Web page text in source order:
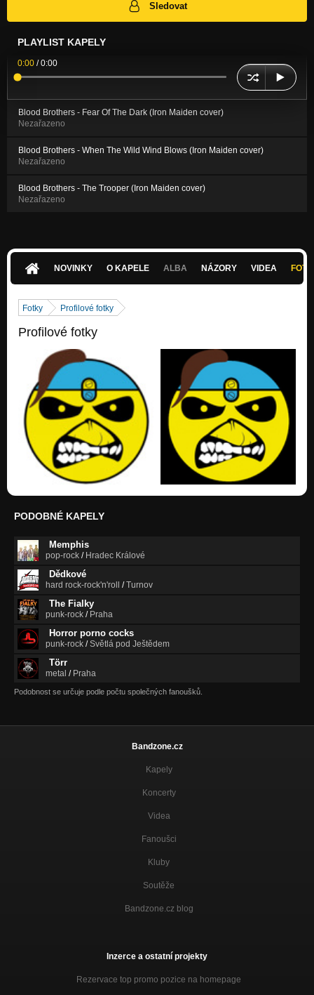
Sledovat
PLAYLIST KAPELY
0:00 /0:00
Blood Brothers - Fear Of The Dark (Iron Maiden cover)
Nezařazeno
Blood Brothers - When The Wild Wind Blows (Iron Maiden cover)
Nezařazeno
Blood Brothers - The Trooper (Iron Maiden cover)
Nezařazeno
NOVINKY O KAPELE ALBA NÁZORY VIDEA
Fotky Profilové fotky
Profilové fotky
PODOBNÉ KAPELY
Memphis
pop-rock / Hradec Králové
Dědkové
hard rock-rock'n'roll /Turnov
The Fialky
punk-rock / Praha
Horror porno cocks
punk-rock /Světlá pod Ještědem
Törr
metal / Praha
Podobnost se určuje podle počtu společných fanoušků.
Bandzone.cz
Kapely
Koncerty
Videa
Fanoušci
Kluby
Soutěže
Bandzone.cz blog
Inzerce a ostatní projekty
Rezervace top promo pozice na homepage